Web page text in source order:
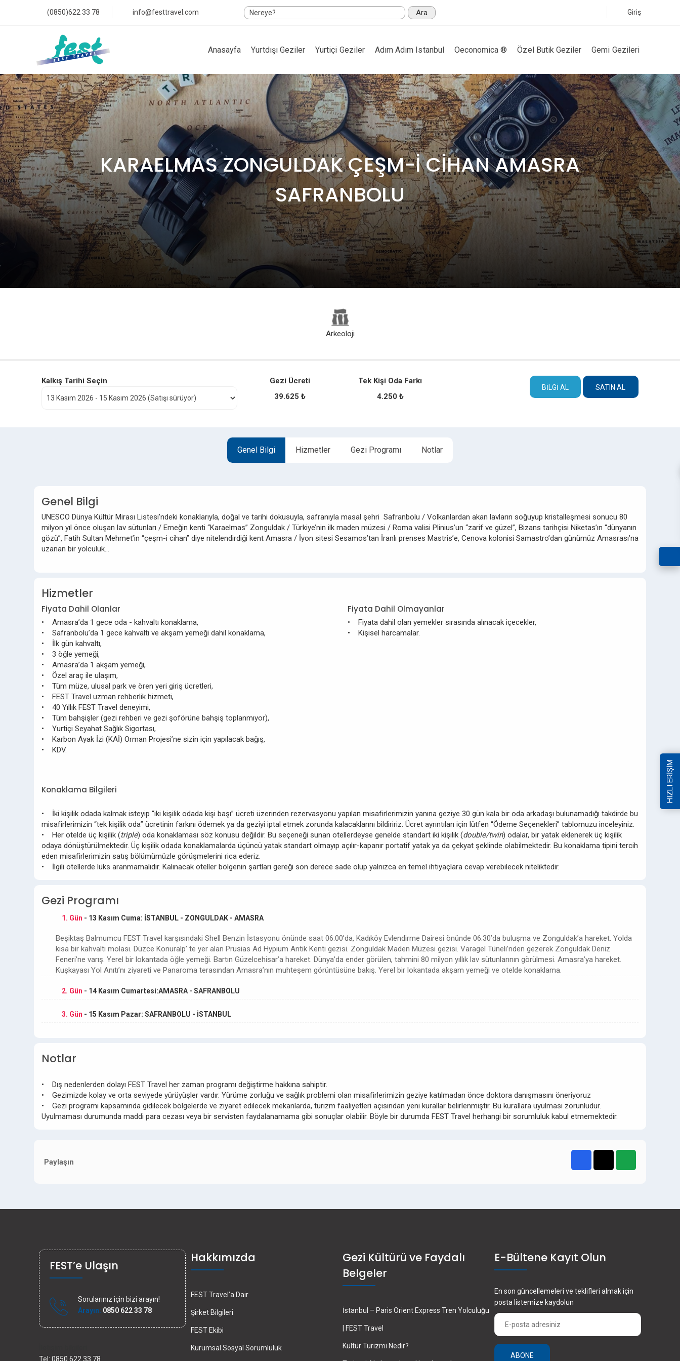
(0850)622 33 78 info@festtravel.com Ara Giriş
Anasayfa Yurtdışı Geziler Yurtiçi Geziler Adım Adım Istanbul Oeconomica ® Özel Butik Geziler Gemi Gezileri
KARAELMAS ZONGULDAK ÇEŞM-İ CİHAN AMASRA
SAFRANBOLU
Arkeoloji
Kalkış Tarihi Seçin
Gezi Ücreti
39.625 ₺
Tek Kişi Oda Farkı
4.250 ₺
BILGI AL SATIN AL
Genel Bilgi Hizmetler Gezi Programı Notlar
Genel Bilgi
UNESCO Dünya Kültür Mirası Listesi’ndeki konaklarıyla, doğal ve tarihi dokusuyla, safranıyla masal şehri Safranbolu / Volkanlardan akan lavların soğuyup kristalleşmesi sonucu 80
milyon yıl önce oluşan lav sütunları / Emeğin kenti “Karaelmas” Zonguldak / Türkiye’nin ilk maden müzesi / Roma valisi Plinius’un “zarif ve güzel”, Bizans tarihçisi Niketas’ın “dünyanın
gözü”, Fatih Sultan Mehmet’in “çeşm-i cihan” diye nitelendirdiği kent Amasra / İyon sitesi Sesamos’tan İranlı prenses Mastris’e, Cenova kolonisi Samastro’dan günümüz Amasrası’na
uzanan bir yolculuk…
Hizmetler
Fiyata Dahil Olanlar
• Amasra’da 1 gece oda - kahvaltı konaklama,
• Safranbolu’da 1 gece kahvaltı ve akşam yemeği dahil konaklama,
• İlk gün kahvaltı,
• 3 öğle yemeği,
• Amasra’da 1 akşam yemeği,
• Özel araç ile ulaşım,
• Tüm müze, ulusal park ve ören yeri giriş ücretleri,
• FEST Travel uzman rehberlik hizmeti,
• 40 Yıllık FEST Travel deneyimi,
• Tüm bahşişler (gezi rehberi ve gezi şoförüne bahşiş toplanmıyor),
• Yurtiçi Seyahat Sağlık Sigortası,
• Karbon Ayak İzi (KAİ) Orman Projesi’ne sizin için yapılacak bağış,
• KDV.
Fiyata Dahil Olmayanlar
• Fiyata dahil olan yemekler sırasında alınacak içecekler,
• Kişisel harcamalar.
Konaklama Bilgileri
• İki kişilik odada kalmak isteyip “iki kişilik odada kişi başı” ücreti üzerinden rezervasyonu yapılan misafirlerimizin yanına geziye 30 gün kala bir oda arkadaşı bulunamadığı takdirde bu
misafirlerimizin “tek kişilik oda” ücretinin farkını ödemek ya da geziyi iptal etmek zorunda kalacaklarını bildiririz. Ücret ayrıntıları için lütfen “Ödeme Seçenekleri” tablomuzu inceleyiniz.
• Her otelde üç kişilik (triple) oda konaklaması söz konusu değildir. Bu seçeneği sunan otellerdeyse genelde standart iki kişilik (double/twin) odalar, bir yatak eklenerek üç kişilik
odaya dönüştürülmektedir. Üç kişilik odada konaklamalarda üçüncü yatak standart olmayıp açılır-kapanır portatif yatak ya da çekyat şeklinde olabilmektedir. Bu konaklama tipini tercih
eden misafirlerimizin satış bölümümüzle görüşmelerini rica ederiz.
• İlgili otellerde lüks aranmamalıdır. Kalınacak oteller bölgenin şartları gereği son derece sade olup yalnızca en temel ihtiyaçlara cevap verebilecek niteliktedir.
Gezi Programı
1. Gün - 13 Kasım Cuma: İSTANBUL - ZONGULDAK - AMASRA
Beşiktaş Balmumcu FEST Travel karşısındaki Shell Benzin İstasyonu önünde saat 06.00’da, Kadıköy Evlendirme Dairesi önünde 06.30’da buluşma ve Zonguldak’a hareket. Yolda
kısa bir kahvaltı molası. Düzce Konuralp’ te yer alan Prusias Ad Hypium Antik Kenti gezisi. Zonguldak Maden Müzesi gezisi. Varagel Tüneli’nden gezerek Zonguldak Deniz
Feneri’ne varış. Yerel bir lokantada öğle yemeği. Bartın Güzelcehisar’a hareket. Dünya’da ender görülen, tahmini 80 milyon yıllık lav sütunlarının görülmesi. Amasra’ya hareket.
Kuşkayası Yol Anıtı’nı ziyareti ve Panaroma terasından Amasra’nın muhteşem görüntüsüne bakış. Yerel bir lokantada akşam yemeği ve otelde konaklama.
2. Gün - 14 Kasım Cumartesi:AMASRA - SAFRANBOLU
3. Gün - 15 Kasım Pazar: SAFRANBOLU - İSTANBUL
Notlar
• Dış nedenlerden dolayı FEST Travel her zaman programı değiştirme hakkına sahiptir.
• Gezimizde kolay ve orta seviyede yürüyüşler vardır. Yürüme zorluğu ve sağlık problemi olan misafirlerimizin geziye katılmadan önce doktora danışmasını öneriyoruz
• Gezi programı kapsamında gidilecek bölgelerde ve ziyaret edilecek mekanlarda, turizm faaliyetleri açısından yeni kurallar belirlenmiştir. Bu kurallara uyulması zorunludur.
Uyulmaması durumunda maddi para cezası veya bir servisten faydalanamama gibi sonuçlar olabilir. Böyle bir durumda FEST Travel herhangi bir sorumluluk kabul etmemektedir.
Paylaşın
HIZLI ERİŞİM
FEST’e Ulaşın
Sorularınız için bizi arayın!
Arayın: 0850 622 33 78
Tel: 0850 622 33 78
Hakkımızda
FEST Travel’a Dair
Şirket Bilgileri
FEST Ekibi
Kurumsal Sosyal Sorumluluk
Gezi Kültürü ve Faydalı
Belgeler
İstanbul – Paris Orient Express Tren Yolculuğu
| FEST Travel
Kültür Turizmi Nedir?
E-Bültene Kayıt Olun
En son güncellemeleri ve teklifleri almak için
posta listemize kaydolun
ABONE